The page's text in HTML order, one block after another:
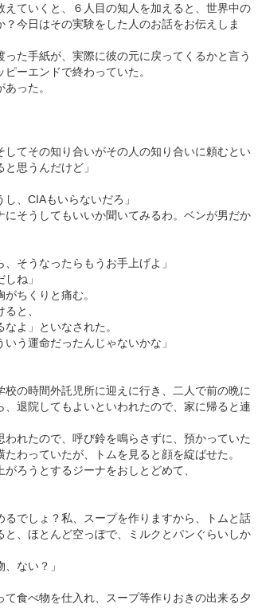
ていくと、６人目の知人を加えると、世界中の
今日はその実験をした人のお話をお伝えしま
た手紙が、実際に彼の元に戻ってくるかと言う
ーエンドで終わっていた。
った。
してその知り合いがその人の知り合いに頼むとい
思うんだけど」
、CIAもいらないだろ」
にそうしてもいいか聞いてみるわ。ベンが男だか
そうなったらもうお手上げよ」
ね」
ちくりと痛む。
と、
よ」といなされた。
う運命だったんじゃないかな」
の時間外託児所に迎えに行き、二人で前の晩に
退院してもよいといわれたので、家に帰ると連
れたので、呼び鈴を鳴らさずに、預かっていた
わっていたが、トムを見ると顔を綻ばせた。
ろうとするジーナをおしとどめて、
るでしょ？私、スープを作りますから、トムと話
、ほとんど空っぽで、ミルクとパンぐらいしか
ない？」
食べ物を仕入れ、スープ等作りおきの出来る夕